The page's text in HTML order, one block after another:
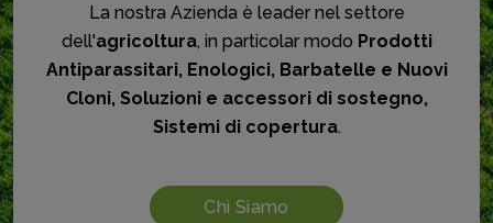
La nostra Azienda è leader nel settore
dell'agricoltura, in particolar modo Prodotti
Antiparassitari, Enologici, Barbatelle e Nuovi
Cloni, Soluzioni e accessori di sostegno,
Sistemi di copertura.
Chi Siamo